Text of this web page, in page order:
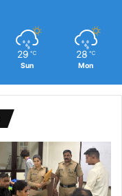
29 ℃
Sun
28 ℃
Mon